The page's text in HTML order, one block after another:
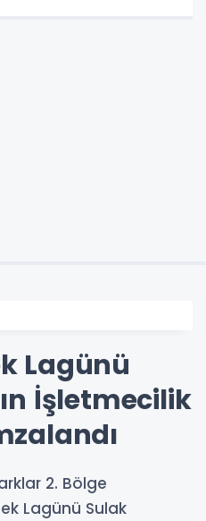
Lagünü
İşletmecilik
2. Bölge
Lagünü Sulak